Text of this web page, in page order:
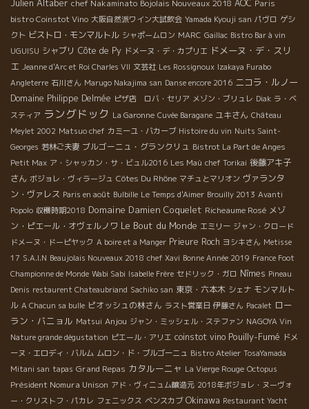
Julien Altaber chef Nakaminato Bojolais Nouveaux 2018 AOC Paris
bistro Coinstot Vino 大阪自然派ワイン大試飲会 Yamada Kyouji san パヴロ ゲシ
クト ビストロ・モンマルトル シャポームロン MARC Gaillac Bistro Bar à vin
UGUISU シャブリ Côte de Py ドメーヌ・デ・カプリエ ドメーヌ・デ・スリ
エ Jeanne d'Arc et Roi Charles VII 文芸社 Les Rossignoux Izakaya Furabo
Angleterre 石川さん Marugo Nakajima san Danse encore 2016 ニコラ・ルノー
Domaine Philippe Delmée ピザ店 ロバ・セリア メゾン・ブリュレ Diak ラ・ベ
スティア ラングドック La Garonne Cuvée Baragane ユキさん Château
Meylet 2002 Matsuo chef カミーユ・バカーブ Histoire du vin Nuits Saint-
Georges 若林ご夫妻 ブルゴーニュ・グランクリュ Bistrot La Part de Anges
Petit Max ア・シャッカン・サ・ビュル2016 Les Maù chef Torikai 後藤アキ子
さん ボジョレ・ヴィラージュ Côtes Du Rhône マチュとマリオン ヴァランタ
ン・ヴァレス Paris en août Bulbille Le Temps d'Aimer Brouilly 2013 Avanti
Popolo 収穫時期2018 Domaine Damien Coquelet Richeaume Rosé メゾ
ン・ピエール・オヴェルノワ Le Bout du Monde エミリー ジャン・クロード
ドメーヌ・ドーピヤック A boire et a Manger Prieure Roch ヨシキさん Metisse
17 S.A.I.N Beaujolais Nouveaux 2018 chef Xavi Bonne Année 2019 France Foot
Championne de Monde Wabi Sabi Isabelle Frère セドリック・ガロ Nîmes Pineau
Denis restaurent Chateaubriand Sachiko san 東京・六本木 シェナ モンマルト
ル A Chacun sa bulle ピオッシュの林さん ラスト営業日 伊藤さん Pacalet ロー
ラン・バニョル Matsui Anjou ジャン・ミッシェル・ステファン NAGOYA Vin
Nature grande dégustation ピエール・アリエ coinstot vino Pouilly-Fumé ドメ
ーヌ・エロディ・バルム ムロン・ド・ブルゴーニュ Bistro Atelier TosaYamada
Mitani san tapas Grand Repas カタルーニャ La Vierge Rouge Octopus
Président Nomura Unison アド・ヴィニュム醸造元 2018年ボジョレ・ヌーヴォ
ー・クリストフ・パカレ フェニックス ベンスカブ Okinawa Restaurant Yacht